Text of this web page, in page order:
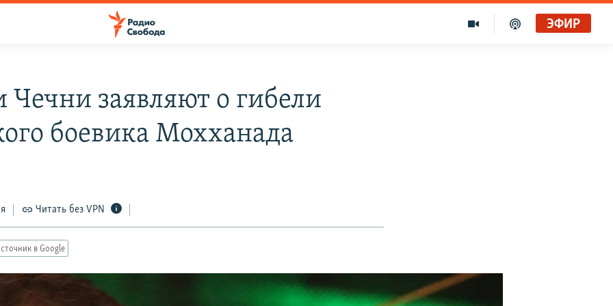
ЭФИР
Чечни заявляют о гибели
боевика Мохханада
Читать без VPN
в Google